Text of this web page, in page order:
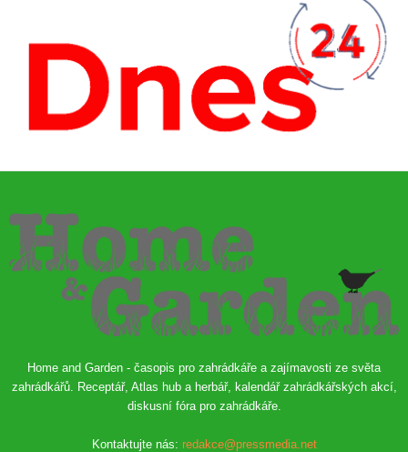
Home and Garden - časopis pro zahrádkáře a zajímavosti ze světa
zahrádkářů. Receptář, Atlas hub a herbář, kalendář zahrádkářských akcí,
diskusní fóra pro zahrádkáře.
Kontaktujte nás: redakce@pressmedia.net